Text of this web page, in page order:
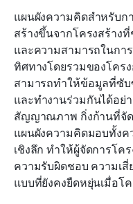
แผนผังความคิดสำหรับก
สร้างขึ้นจากโครงสร้างที่
และความสามารถในกา
ทิศทางโดยรวมของโคร
สามารถทำให้ข้อมูลที่ซั
และทำงานร่วมกันได้อย่
สัญญาณภาพ กิ่งก้านที่จัด
แผนผังความคิดมอบทั้ง
เชิงลึก ทำให้ผู้จัดการโค
ความรับผิดชอบ ความเ
แบบที่ยังคงยืดหยุ่นเมื่อโ